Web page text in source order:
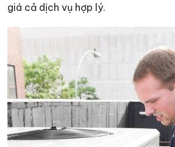
giá cả dịch vụ hợp lý.